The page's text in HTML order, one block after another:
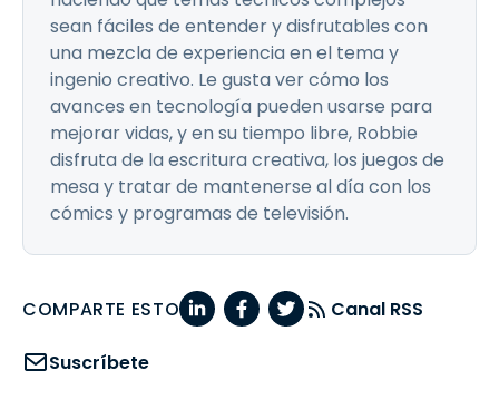
sean fáciles de entender y disfrutables con
una mezcla de experiencia en el tema y
ingenio creativo. Le gusta ver cómo los
avances en tecnología pueden usarse para
mejorar vidas, y en su tiempo libre, Robbie
disfruta de la escritura creativa, los juegos de
mesa y tratar de mantenerse al día con los
cómics y programas de televisión.
COMPARTE ESTO Canal RSS
Suscríbete